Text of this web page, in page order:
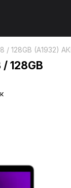
8 / 128GB (A1932)
/ 128GB